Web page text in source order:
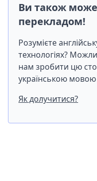
Ви також
перекладом!
Розумієте
технологіях?
нам зробити цю
українською
Як долучитися?